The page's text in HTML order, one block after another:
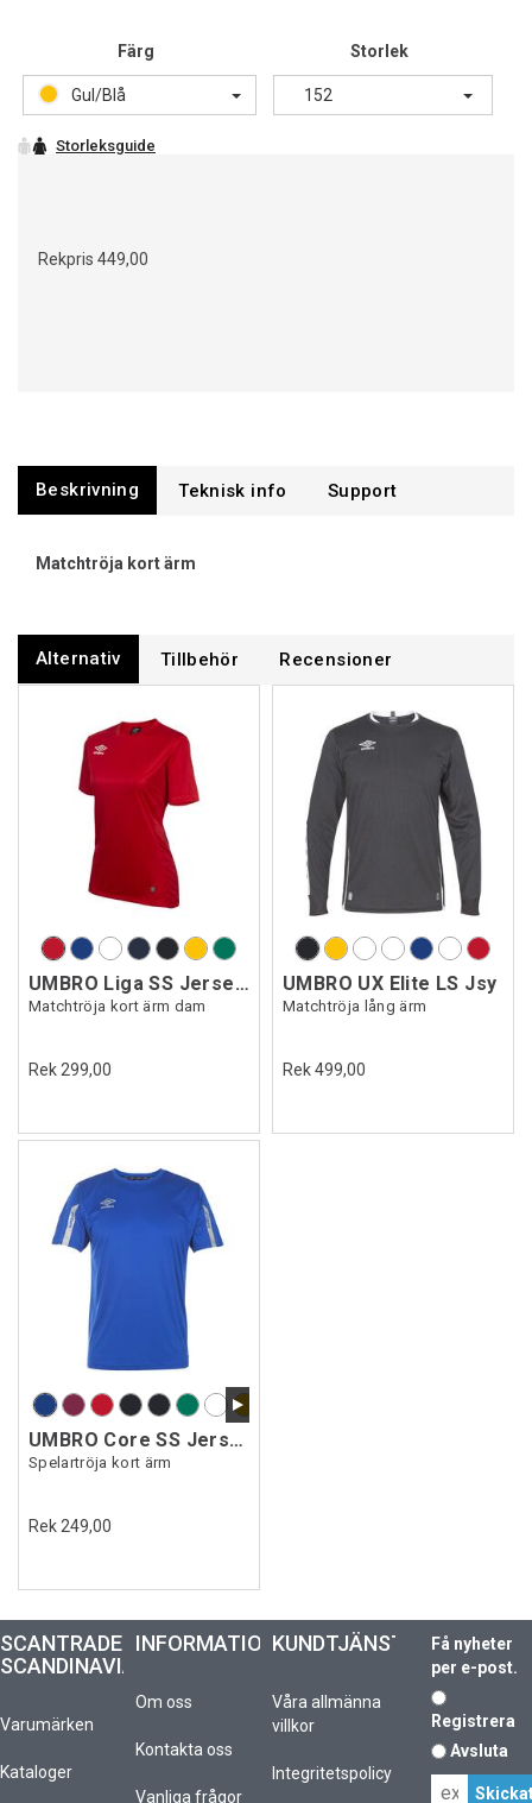
Färg
Gul/Blå
Storlek
152
Rekpris 449,00
Beskrivning Support
Matchtröja kort ärm
Alternativ Tillbehör Recensioner
UMBRO Liga SS Jersey W
Matchtröja kort ärm dam
Rek 299,00
UMBRO UX Elite LS Jsy
Matchtröja lång ärm
Rek 499,00
UMBRO Core SS Jersey
Spelartröja kort ärm
Rek 249,00
SCANTRADE
SCANDINAVIA
Varumärken
Kataloger
INFORMATION
Om oss
Kontakta oss
Vanliga frågor
KUNDTJÄNST
Våra allmänna
villkor
Integritetspolicy
Få nyheter
per e-post.
Registrera
Avsluta